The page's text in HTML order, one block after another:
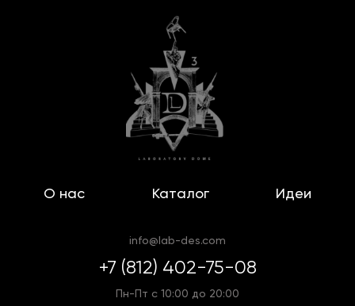
О нас Каталог Идеи
info@lab-des.com
+7 (812) 402-75-08
Пн-Пт с 10:00 до 20:00